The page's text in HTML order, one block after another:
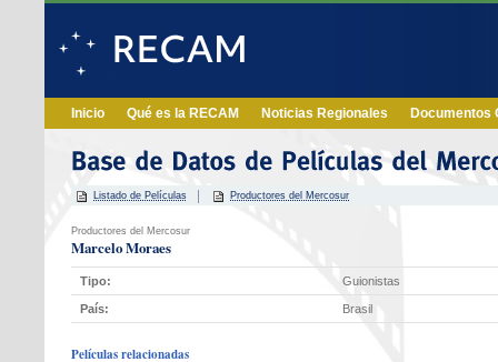
Inicio Qué es la RECAM Noticias Regionales Documentos
Listado de Películas Productores del Mercosur
Productores del Mercosur
Marcelo Moraes
Tipo: Guionistas
País: Brasil
Películas relacionadas